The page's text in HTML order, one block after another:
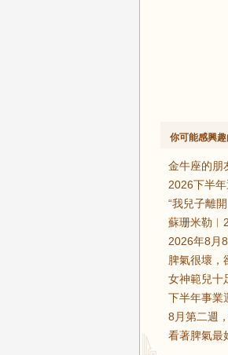
你可能感興
金牛座的朋
2026下半
“我兒子離
蘇珊米勒
2026年8月
脾氣很壞，
女神範兒十
下半年事業
8月第二週
看著脾氣最